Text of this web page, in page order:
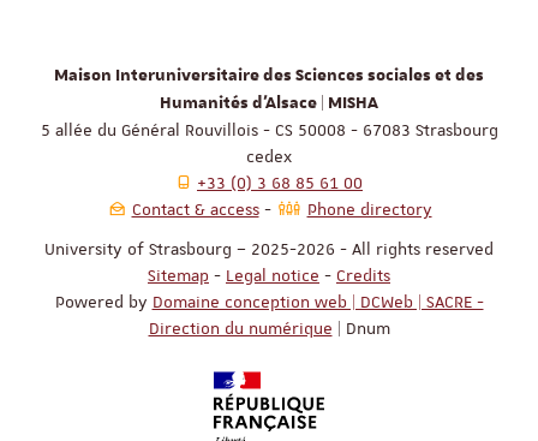
Maison Interuniversitaire des Sciences sociales et des
Humanités d'Alsace | MISHA
5 allée du Général Rouvillois - CS 50008 - 67083 Strasbourg
cedex
+33 (0) 3 68 85 61 00
Contact & access
Phone directory
University of Strasbourg – 2025-2026 - All rights reserved
Sitemap - Legal notice - Credits
Powered by Domaine conception web | DCWeb | SACRE -
Direction du numérique | Dnum